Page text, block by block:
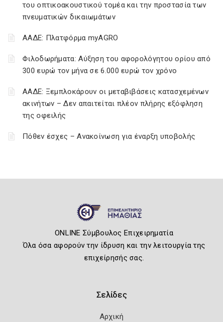
του οπτικοακουστικού τομέα και την προστασία των
πνευματικών δικαιωμάτων
ΑΑΔΕ: Πλατφόρμα myAGRO
Φιλοδωρήματα: Αύξηση του αφορολόγητου ορίου από
300 ευρώ τον μήνα σε 6.000 ευρώ τον χρόνο
ΑΑΔΕ: Ξεμπλοκάρουν οι μεταβιβάσεις κατασχεμένων
ακινήτων – Δεν απαιτείται πλέον πλήρης εξόφληση
της οφειλής
Πόθεν έσχες – Ανακοίνωση για έναρξη υποβολής
ONLINE Σύμβουλος Επιχειρηματία
Όλα όσα αφορούν την ίδρυση και την λειτουργία της
επιχείρησής σας.
Σελίδες
Αρχική